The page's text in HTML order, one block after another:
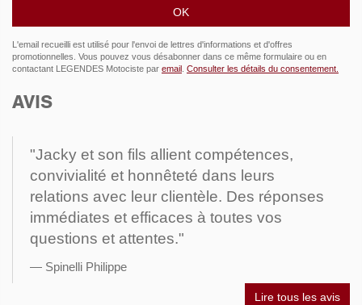
L'email recueilli est utilisé pour l'envoi de lettres d'informations et d'offres
promotionnelles. Vous pouvez vous désabonner dans ce même formulaire ou en
contactant LEGENDES Motociste par email . Consulter les détails du consentement.
AVIS
"Jacky et son fils allient compétences,
convivialité et honnêteté dans leurs
relations avec leur clientèle. Des réponses
immédiates et efficaces à toutes vos
questions et attentes."
Spinelli Philippe
Lire tous les avis